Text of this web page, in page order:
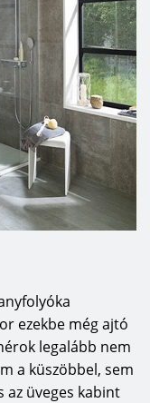
ezekbe még ajtó
legalább nem
a küszöbbel, sem
az üveges kabint